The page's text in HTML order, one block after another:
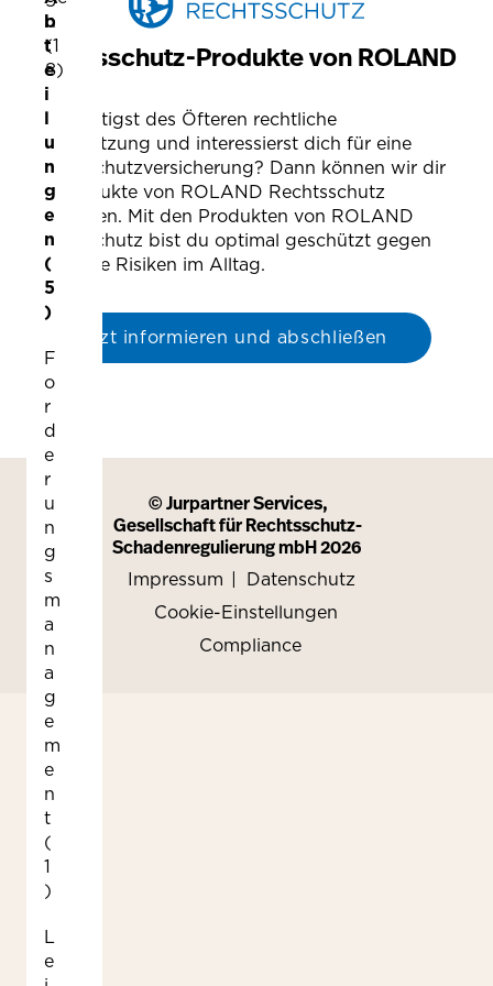
n
(1
8)
b
t
e
i
l
u
n
g
e
n
(
5
)
F
o
r
d
e
r
u
n
g
s
m
a
n
a
g
e
m
e
n
t
(
1
)
L
e
Rechtsschutz-Produkte von ROLAND
Du benötigst des Öfteren rechtliche
Unterstützung und interessierst dich für eine
Rechtsschutzversicherung? Dann können wir dir
die Produkte von ROLAND Rechtsschutz
empfehlen. Mit den Produkten von ROLAND
Rechtsschutz bist du optimal geschützt gegen
rechtliche Risiken im Alltag.
Jetzt informieren und abschließen
© Jurpartner Services,
Gesellschaft für Rechtsschutz-
Schadenregulierung mbH 2026
Impressum
Datenschutz
Cookie-Einstellungen
Compliance